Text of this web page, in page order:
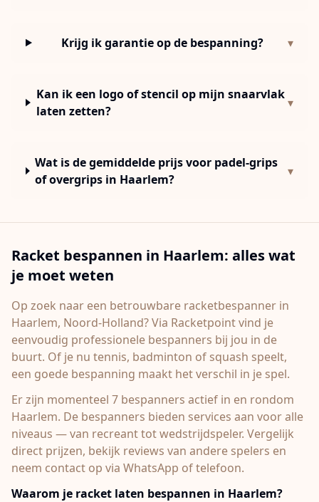
Krijg ik garantie op de bespanning? ▾
Kan ik een logo of stencil op mijn snaarvlak
laten zetten?
▾
Wat is de gemiddelde prijs voor padel-grips
of overgrips in Haarlem?
▾
Racket bespannen in Haarlem: alles wat
je moet weten
Op zoek naar een betrouwbare racketbespanner in
Haarlem, Noord-Holland? Via Racketpoint vind je
eenvoudig professionele bespanners bij jou in de
buurt. Of je nu tennis, badminton of squash speelt,
een goede bespanning maakt het verschil in je spel.
Er zijn momenteel 7 bespanners actief in en rondom
Haarlem. De bespanners bieden services aan voor alle
niveaus — van recreant tot wedstrijdspeler. Vergelijk
direct prijzen, bekijk reviews van andere spelers en
neem contact op via WhatsApp of telefoon.
Waarom je racket laten bespannen in Haarlem?